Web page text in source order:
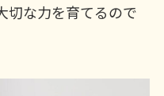
切な力を育てるので